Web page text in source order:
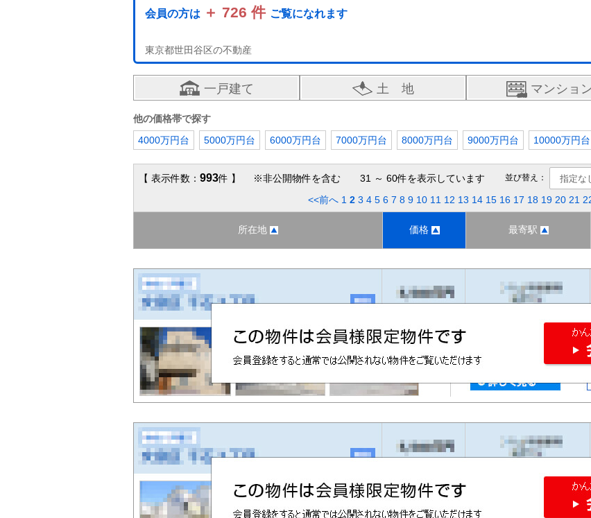
会員の方は ＋ 726 件 ご覧になれます
東京都世田谷区の不動産
一戸建て 土 地 マンショ
他の価格帯で探す
4000万円台
5000万円台 6000万円台 7000万円台 8000万円台 9000万円台 10000万円台
【 表示件数： 993件 】 ※非公開物件を含む 31 ～ 60件を表示しています 並び替え：
<<前へ 1 2 3 4 5 6 7 8 9 10 11 12 13 14 15 16 17 18 19 20 21
所在地 価格 最寄駅